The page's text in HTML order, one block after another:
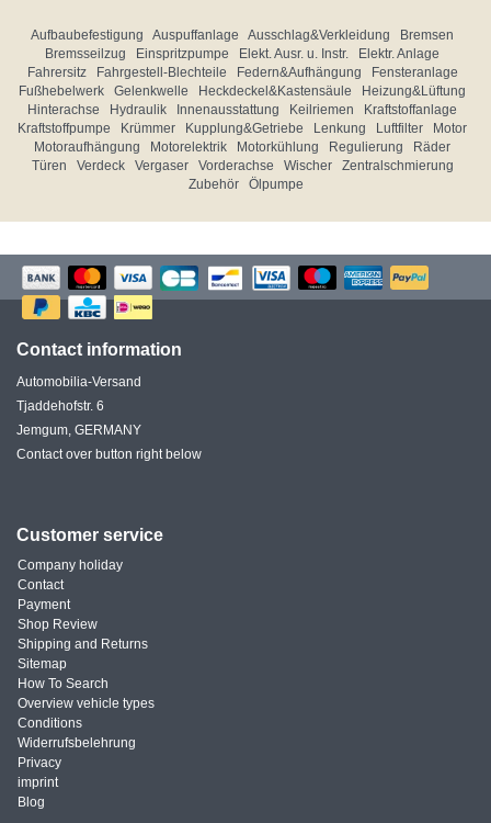
Aufbaubefestigung Auspuffanlage Ausschlag&Verkleidung
Bremsen
Bremsseilzug
Einspritzpumpe Elekt. Ausr. u. Instr.
Elektr. Anlage
Fahrersitz
Fahrgestell-Blechteile Federn&Aufhängung
Fensteranlage
Fußhebelwerk
Gelenkwelle Heckdeckel&Kastensäule
Heizung&Lüftung
Hinterachse
Hydraulik Innenausstattung Keilriemen
Kraftstoffanlage
Kraftstoffpumpe
Krümmer Kupplung&Getriebe Lenkung Luftfilter
Motor
Motoraufhängung
Motorelektrik Motorkühlung Regulierung
Räder
Türen
Verdeck Vergaser Vorderachse Wischer
Zentralschmierung
Zubehör
Ölpumpe
Contact information
Automobilia-Versand
Tjaddehofstr. 6
Jemgum, GERMANY
Contact over button right below
Customer service
Company holiday
Contact
Payment
Shop Review
Shipping and Returns
Sitemap
How To Search
Overview vehicle types
Conditions
Widerrufsbelehrung
Privacy
imprint
Blog